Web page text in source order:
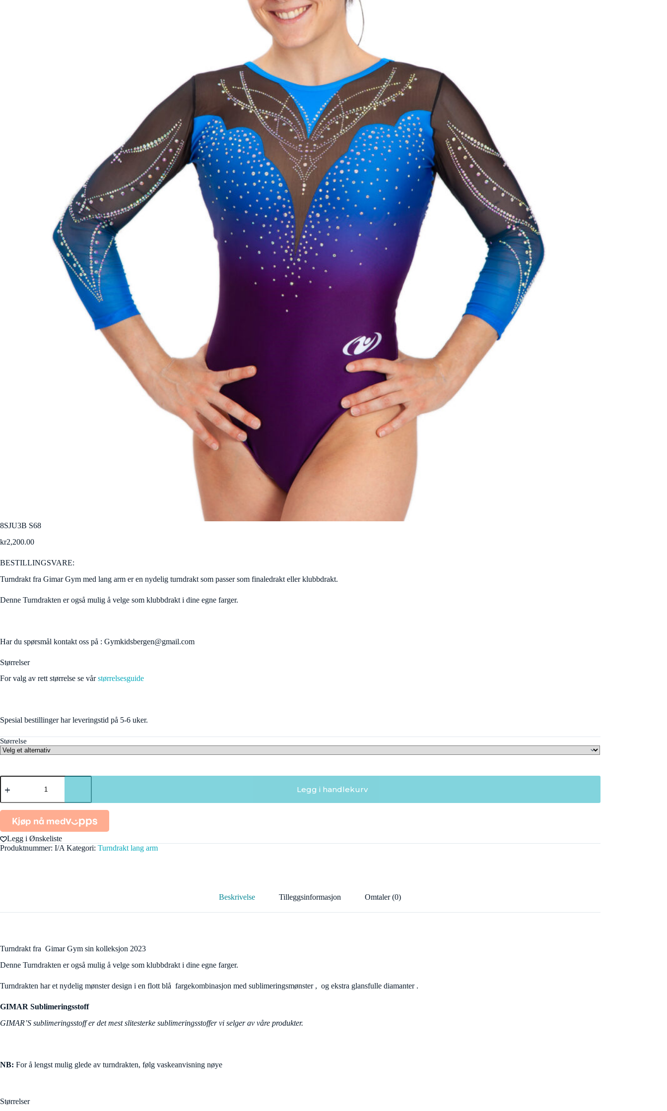
8SJU3B S68
kr2,200.00
BESTILLINGSVARE:
Turndrakt fra Gimar Gym med lang arm er en nydelig turndrakt som passer som finaledrakt eller klubbdrakt.
Denne Turndrakten er også mulig å velge som klubbdrakt i dine egne farger.
Har du spørsmål kontakt oss på : Gymkidsbergen@gmail.com
Størrelser
For valg av rett størrelse se vårstørrelsesguide
Spesial bestillinger har leveringstid på 5-6 uker.
Størrelse
8SJU3B
S68
Legg i handlekurv
Legg i Ønskeliste
Produktnummer: I/A Kategori: Turndrakt lang arm
Beskrivelse Tilleggsinformasjon Omtaler (0)
Turndrakt fra Gimar Gym sin kolleksjon 2023
Denne Turndrakten er også mulig å velge som klubbdrakt i dine egne farger.
Turndrakten har et nydelig mønster design i en flott blå fargekombinasjon med sublimeringsmønster , og ekstra glansfulle diamanter .
GIMAR Sublimeringsstoff
GIMAR’S sublimeringsstoff er det mest slitesterke sublimeringsstoffer vi selger av våre produkter.
NB: For å lengst mulig glede av turndrakten, følg vaskeanvisning nøye
Størrelser